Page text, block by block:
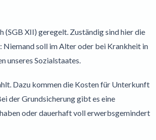
XII) geregelt. Zuständig sind hier die
Niemand soll im Alter oder bei Krankheit in
unseres Sozialstaates.
Dazu kommen die Kosten für Unterkunft
der Grundsicherung gibt es eine
oder dauerhaft voll erwerbsgemindert